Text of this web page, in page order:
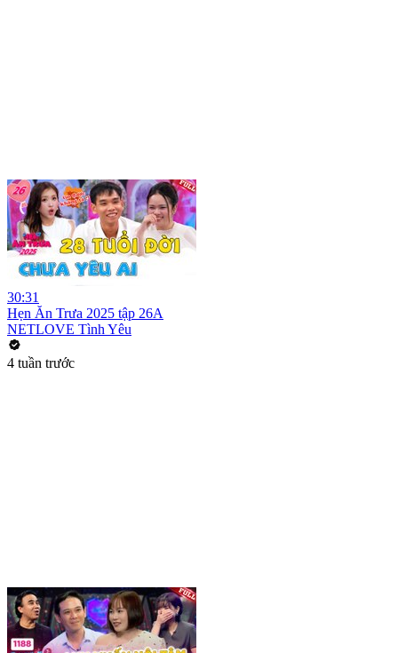
30:31
Hẹn Ăn Trưa 2025 tập 26A
NETLOVE Tình Yêu
4 tuần trước